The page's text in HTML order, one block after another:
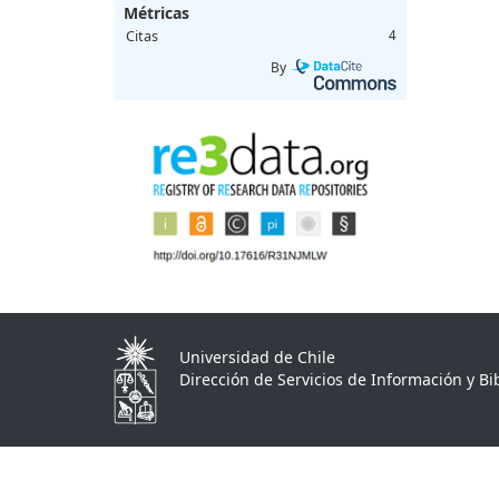
Métricas
Citas 4
By
Universidad de Chile
Dirección de Servicios de Información y